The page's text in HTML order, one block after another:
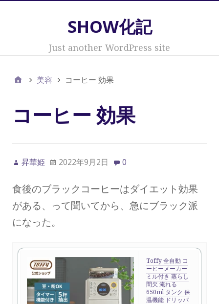
SHOW化記
Just another WordPress site
美容 コーヒー 効果
コーヒー 効果
昇華姫 2022年9月2日 0
食後のブラックコーヒーはダイエット効果
がある、って聞いてから、急にブラック派
になった。
Toffy 全自動 コ
ーヒーメーカー
ミル付き 蒸らし
間欠 淹れる
650ml タンク 保
温機能 ドリッパ